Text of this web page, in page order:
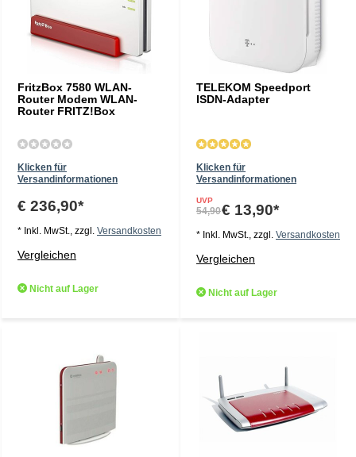
FritzBox 7580 WLAN-
Router Modem WLAN-
Router FRITZ!Box
Klicken für
Versandinformationen
€ 236,90*
* Inkl. MwSt., zzgl. Versandkosten
Vergleichen
Nicht auf Lager
TELEKOM Speedport
ISDN-Adapter
Klicken für
Versandinformationen
UVP
54,90€ 13,90*
* Inkl. MwSt., zzgl. Versandkosten
Vergleichen
Nicht auf Lager